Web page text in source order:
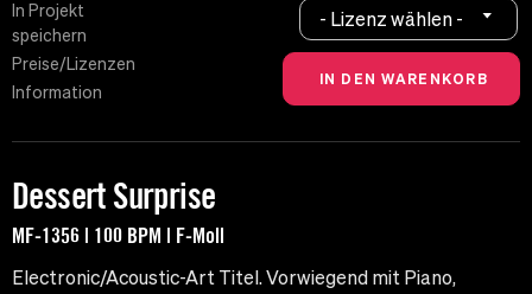
In Projekt
speichern
Preise/Lizenzen
Information
- Lizenz wählen -
Dessert Surprise
MF-1356 | 100 BPM | F-Moll
Electronic/Acoustic-Art Titel. Vorwiegend mit Piano,